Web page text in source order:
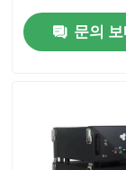
제품 소개
공장 투어
문의